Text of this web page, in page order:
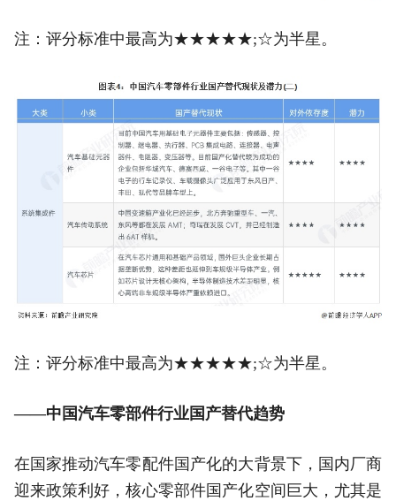
注：评分标准中最高为★★★★★;☆为半星。
注：评分标准中最高为★★★★★;☆为半星。
——中国汽车零部件行业国产替代趋势
在国家推动汽车零配件国产化的大背景下，国内厂商
迎来政策利好，核心零部件国产化空间巨大，尤其是